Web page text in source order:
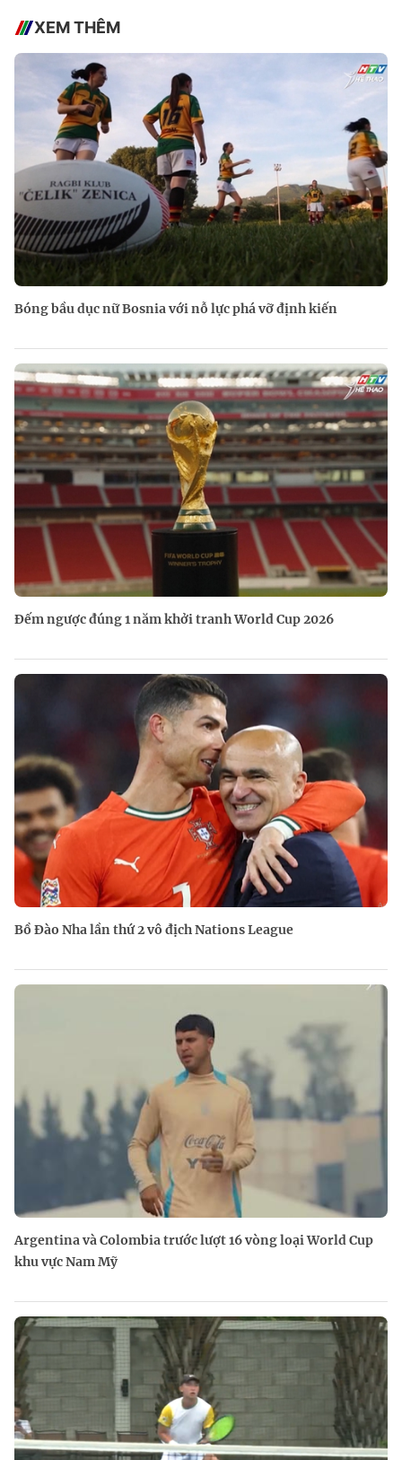
XEM THÊM
Bóng bầu dục nữ Bosnia với nỗ lực phá vỡ định kiến
Đếm ngược đúng 1 năm khởi tranh World Cup 2026
Bồ Đào Nha lần thứ 2 vô địch Nations League
Argentina và Colombia trước lượt 16 vòng loại World Cup
khu vực Nam Mỹ